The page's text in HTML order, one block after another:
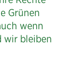
Grünen
wenn
wir bleiben